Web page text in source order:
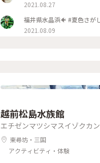
2021.08.27
2021.08.09
越前松島水族館
エチゼンマツシマスイゾクカン
東尋坊・三国
アクティビティ・体験